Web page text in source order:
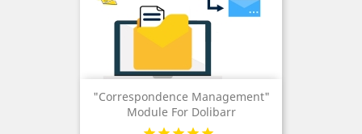
"Correspondence Management"
Module For Dolibarr